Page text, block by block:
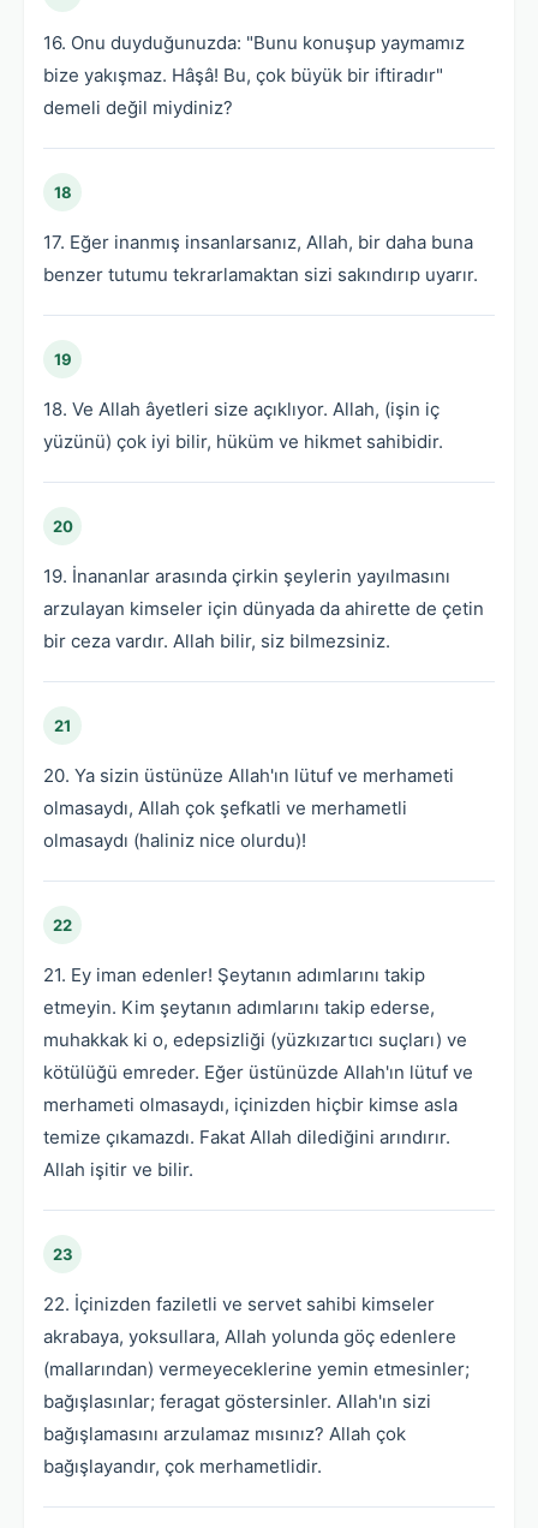
16. Onu duyduğunuzda: "Bunu konuşup yaymamız
bize yakışmaz. Hâşâ! Bu, çok büyük bir iftiradır"
demeli değil miydiniz?
18
17. Eğer inanmış insanlarsanız, Allah, bir daha buna
benzer tutumu tekrarlamaktan sizi sakındırıp uyarır.
19
18. Ve Allah âyetleri size açıklıyor. Allah, (işin iç
yüzünü) çok iyi bilir, hüküm ve hikmet sahibidir.
20
19. İnananlar arasında çirkin şeylerin yayılmasını
arzulayan kimseler için dünyada da ahirette de çetin
bir ceza vardır. Allah bilir, siz bilmezsiniz.
21
20. Ya sizin üstünüze Allah'ın lütuf ve merhameti
olmasaydı, Allah çok şefkatli ve merhametli
olmasaydı (haliniz nice olurdu)!
22
21. Ey iman edenler! Şeytanın adımlarını takip
etmeyin. Kim şeytanın adımlarını takip ederse,
muhakkak ki o, edepsizliği (yüzkızartıcı suçları) ve
kötülüğü emreder. Eğer üstünüzde Allah'ın lütuf ve
merhameti olmasaydı, içinizden hiçbir kimse asla
temize çıkamazdı. Fakat Allah dilediğini arındırır.
Allah işitir ve bilir.
23
22. İçinizden faziletli ve servet sahibi kimseler
akrabaya, yoksullara, Allah yolunda göç edenlere
(mallarından) vermeyeceklerine yemin etmesinler;
bağışlasınlar; feragat göstersinler. Allah'ın sizi
bağışlamasını arzulamaz mısınız? Allah çok
bağışlayandır, çok merhametlidir.